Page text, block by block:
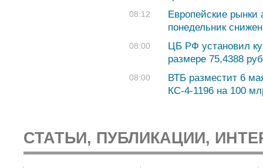
08:12
Европейские рынки
понедельник
08:00
ЦБ РФ установил
размере 75,4388
08:00
ВТБ разместит 6
КС-4-1196 на 100
СТАТЬИ, ПУБЛИКАЦИИ,